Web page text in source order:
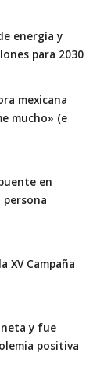
energía y
para 2030
mexicana
mucho» (e
en
persona
XV Campaña
y fue
positiva